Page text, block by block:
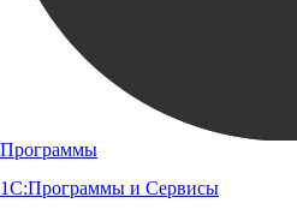
Программы
1С:Программы и Сервисы